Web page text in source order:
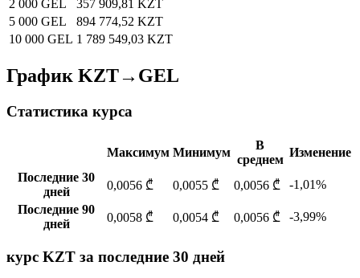
2 000 GEL
357 909,81 KZT
5 000 GEL
894 774,52 KZT
10 000 GEL 1 789 549,03 KZT
График KZT→GEL
Статистика курса
Максимум Минимум
В
среднем
Изменение
Последние 30
дней
0,0056 ₾ 0,0055 ₾ 0,0056 ₾
-1,01%
Последние 90
дней
0,0058 ₾ 0,0054 ₾ 0,0056 ₾ -3,99%
курс KZT за последние 30 дней